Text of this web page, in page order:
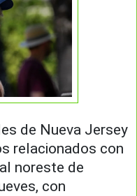
de Nueva Jersey
relacionados con
noreste de
con